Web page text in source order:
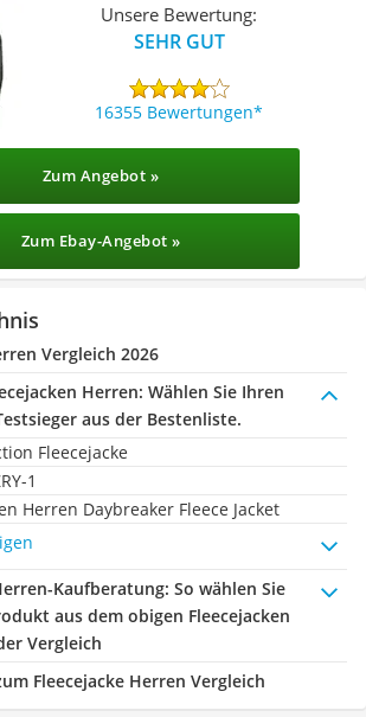
Unsere Bewertung:
SEHR GUT
16355 Bewertungen
Zum Angebot »
Zum Ebay-Angebot »
Vergleich 2026
Herren: Wählen Sie Ihren
aus der Bestenliste.
Fleecejacke
1
Herren Daybreaker Fleece Jacket
Kaufberatung: So wählen Sie
aus dem obigen Fleecejacken
Vergleich
Fleecejacke Herren Vergleich